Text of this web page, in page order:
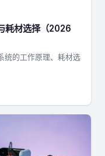
耗材选择（2026
统的工作原理、耗材选